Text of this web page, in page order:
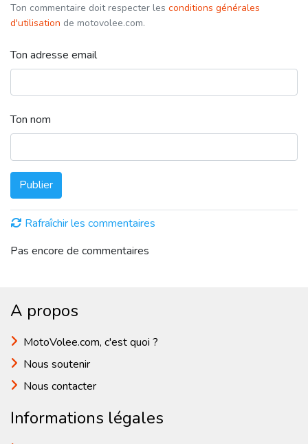
Ton commentaire doit respecter les conditions générales
d'utilisation de motovolee.com.
Ton adresse email
Ton nom
Publier
Rafraîchir les commentaires
Pas encore de commentaires
A propos
MotoVolee.com, c'est quoi ?
Nous soutenir
Nous contacter
Informations légales